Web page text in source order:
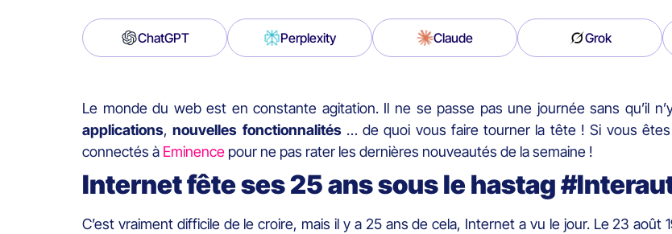
ChatGPT Perplexity Claude Grok
Le monde du web est en constante agitation. Il ne se passe pas une journée sans qu’il
applications,nouvelles fonctionnalités… de quoi vous faire tourner la tête ! Si vous
connectés à Eminence pour ne pas rater les dernières nouveautés de la semaine !
Internet fête ses 25 ans sous le hastag
C’est vraiment difficile de le croire, mais il y a 25 ans de cela, Internet a vu le jour. Le 23 août